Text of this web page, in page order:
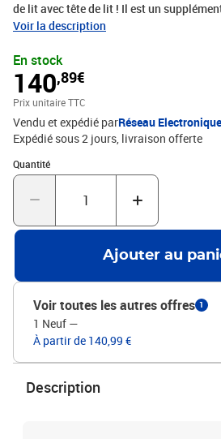
de lit avec tête de lit ! Il est un
chambre à coucher. Tissu durable : le
est soutenu par des pieds robustes, qui
sécurité et sa fermeté.Lattes de
contreplaqué assurent une bonne
garantissant que le matelas reste en
votre corps pendant le sommeil.
uniquement un cadre de lit. Le matelas
pouvez consulter notre boutique pour
assortis.Chaque produit est livré avec un
la boîte pour un montage facile. Bon à
meubles. Vérifiez les compartiments
siège pour détecter d'éventuels éléments
CrèmeMatériau : tissu (100 % polyester),
d'ingénierieDimensions totales : 207 x
H)Dimensions du matelas correspondant
(matelas non inclus)
Voir la description
En stock
140,89€
Prix unitaire TTC
Vendu et expédié parRéseau Electronique
Expédié sous 2 jours livraison offerte
Quantité
Quantité : 1
Ajouter au
Voir toutes les autres offres 1
1 Neuf —
À partir de 140,99 €
Description